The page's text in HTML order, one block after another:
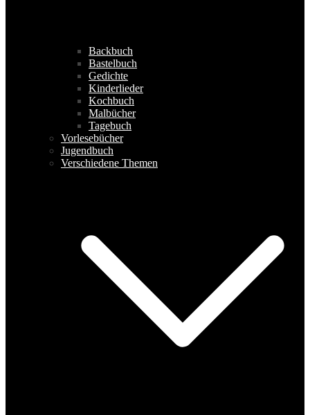
Backbuch
Bastelbuch
Gedichte
Kinderlieder
Kochbuch
Malbücher
Tagebuch
Vorlesebücher
Jugendbuch
Verschiedene Themen